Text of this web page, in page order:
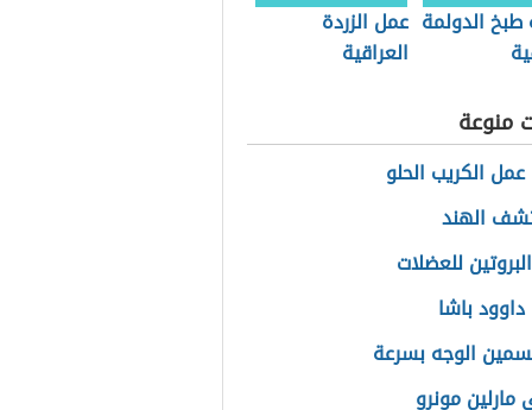
طبخ الدولمة عمل الزردة
العراقية
منوعة
الكريب الحلو
الهند
للعضلات
باشا
الوجه بسرعة
مونرو